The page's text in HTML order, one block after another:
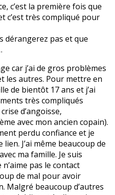
c’est la première fois que
c’est très compliqué pour
dérangerez pas et que
car j’ai de gros problèmes
les autres. Pour mettre en
de bientôt 17 ans et j’ai
très compliqués
d’angoisse,
avec mon ancien copain).
perdu confiance et je
J’ai même beaucoup de
ma famille. Je suis
pas le contact
de mal pour avoir
Malgré beaucoup d’autres